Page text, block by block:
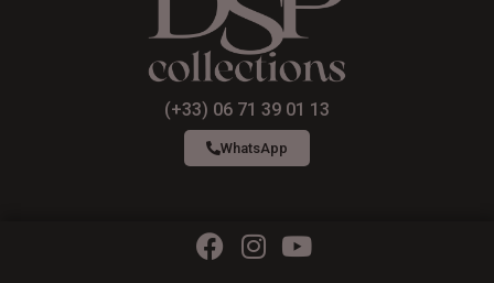
(+33) 06 71 39 01 13
WhatsApp
F
I
Y